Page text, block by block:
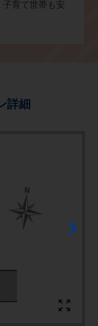
育て世帯も安
詳細